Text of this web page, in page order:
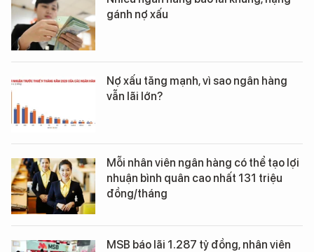
gánh nợ xấu
Nợ xấu tăng mạnh, vì sao ngân hàng
vẫn lãi lớn?
Mỗi nhân viên ngân hàng có thể tạo lợi
nhuận bình quân cao nhất 131 triệu
đồng/tháng
MSB báo lãi 1.287 tỷ đồng, nhân viên